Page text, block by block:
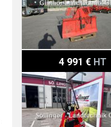
4 991 € HT
Königswieser KGD 42 SA